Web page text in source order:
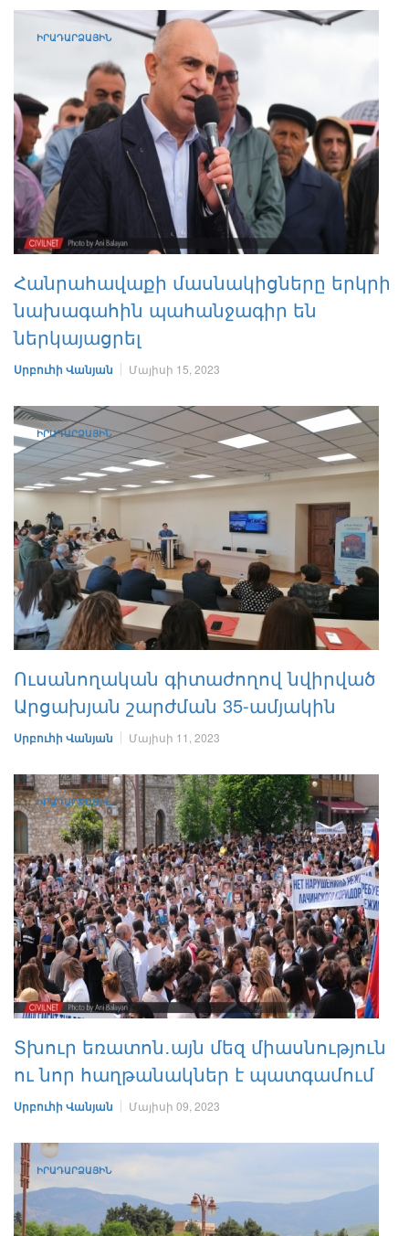
ԻՐԱԴԱՐՁԱՅԻՆ
Հանրահավաքի մասնակիցները երկրի
նախագահին պահանջագիր են
ներկայացրել
Սրբուհի Վանյան Մայիսի 15, 2023
ԻՐԱԴԱՐՁԱՅԻՆ
Ուսանողական գիտաժողով նվիրված
Արցախյան շարժման 35-ամյակին
Սրբուհի Վանյան Մայիսի 11, 2023
ԻՐԱԴԱՐՁԱՅԻՆ
Տխուր եռատոն․այն մեզ միասնություն
ու նոր հաղթանակներ է պատգամում
Սրբուհի Վանյան Մայիսի 09, 2023
ԻՐԱԴԱՐՁԱՅԻՆ